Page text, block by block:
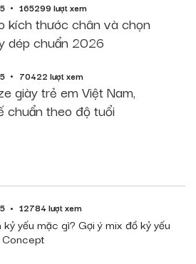
165299 lượt xem
kích thước chân và chọn
dép chuẩn 2026
70422 lượt xem
giày trẻ em Việt Nam,
chuẩn theo độ tuổi
12784 lượt xem
kỷ yếu mặc gì? Gợi ý mix đồ kỷ yếu